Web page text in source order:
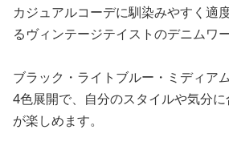
カジュアルコーデに馴染みやすく適
るヴィンテージテイストのデニムワ
ブラック・ライトブルー・ミディア
4色展開で、自分のスタイルや気分
が楽しめます。